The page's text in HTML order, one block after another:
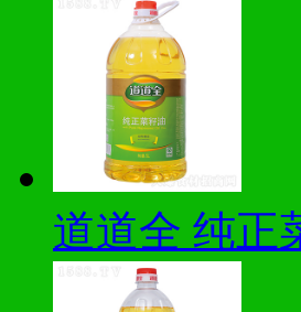
道道全 纯正